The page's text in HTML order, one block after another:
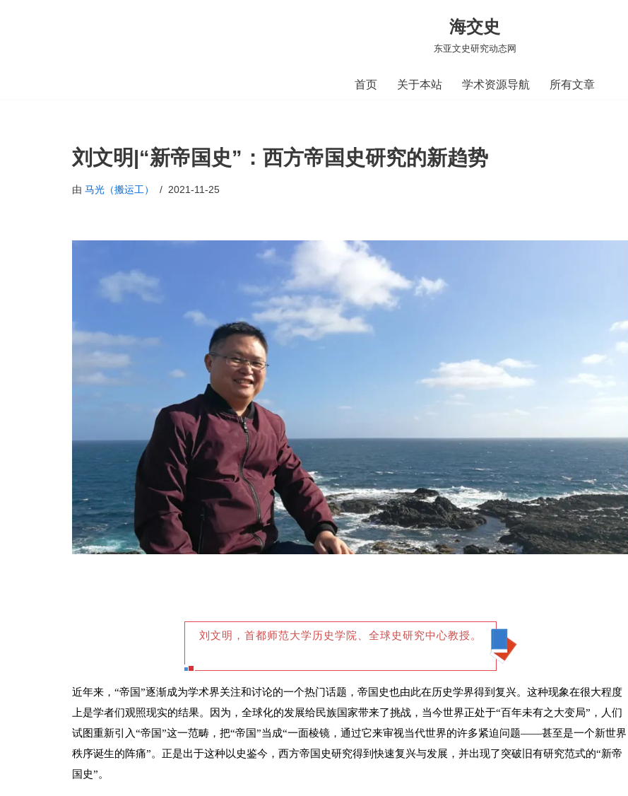
海交史
东亚文史研究动态网
首页 关于本站 学术资源导航 所有文章
刘文明|“新帝国史”：西方帝国史研究的新趋势
由 马光（搬运工） 2021-11-25
刘文明，首都师范大学历史学院、全球史研究中心教授。
近年来，“帝国”逐渐成为学术界关注和讨论的一个热门话题，帝国史也由此在历史学界得到复兴。这种现象在很大程度
上是学者们观照现实的结果。因为，全球化的发展给民族国家带来了挑战，当今世界正处于“百年未有之大变局”，人们
试图重新引入“帝国”这一范畴，把“帝国”当成“一面棱镜，通过它来审视当代世界的许多紧迫问题——甚至是一个新世界
秩序诞生的阵痛”。正是出于这种以史鉴今，西方帝国史研究得到快速复兴与发展，并出现了突破旧有研究范式的“新帝
国史”。